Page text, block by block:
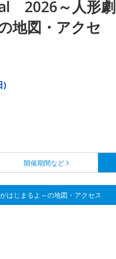
2026～人形劇
地図・アクセ
)
開催期間など
じまるよ～の地図・アクセス